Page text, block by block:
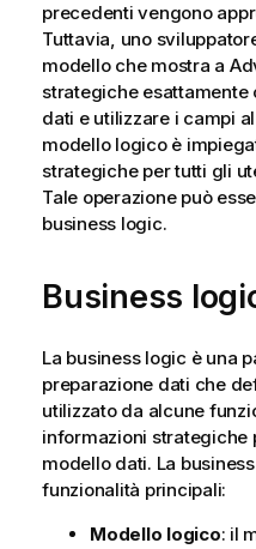
precedenti vengono
Tuttavia, uno
modello che mostra a
strategicheesattamente
dati e utilizzare i campi
modello logico è
strategicheper tutti gli
Tale operazione può
business logic.
Business
La business logic è una
preparazione dati che
utilizzato da alcune
informazioni strategiche
modello dati. La
funzionalità principali:
Modello logico: il